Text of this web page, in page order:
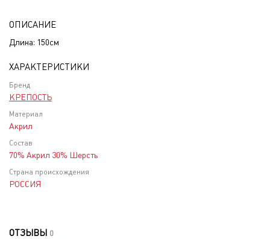
ОПИСАНИЕ
Длина: 150см
ХАРАКТЕРИСТИКИ
Бренд
КРЕПОСТЬ
Материал
Акрил
Состав
70% Акрил 30% Шерсть
Страна происхождения
РОССИЯ
ОТЗЫВЫ 0